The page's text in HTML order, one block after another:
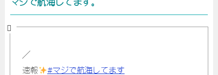
／
速報
#マジで航海してます